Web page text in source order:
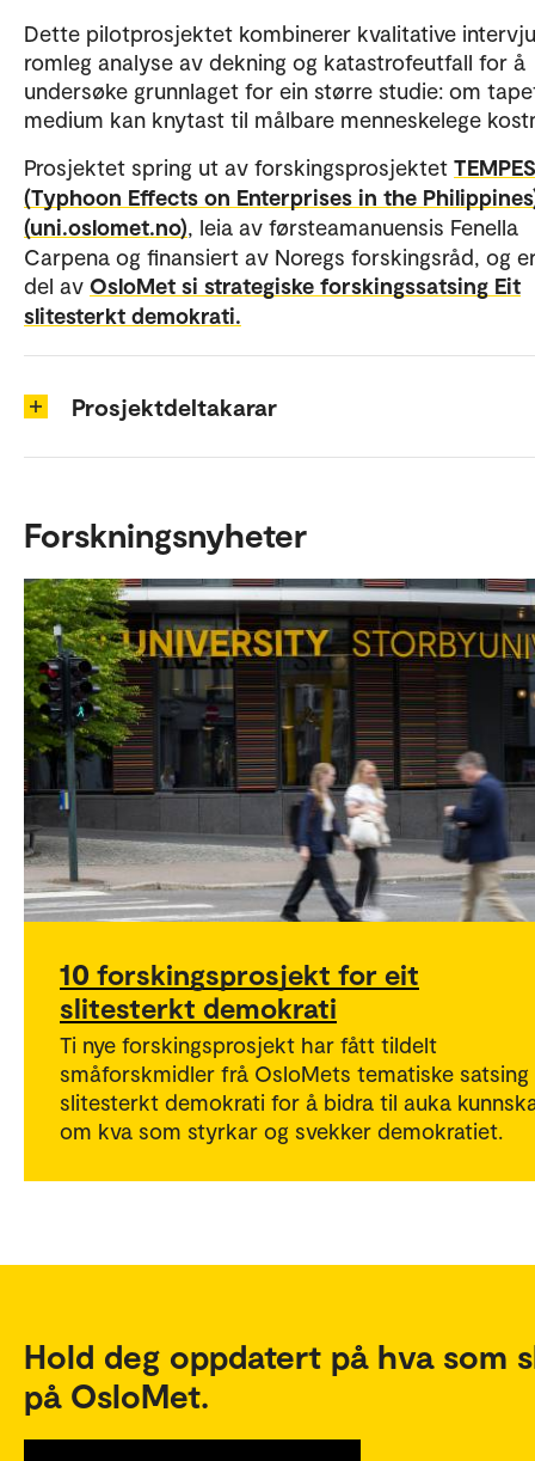
Dette pilotprosjektet kombinerer kvalitative
romleg analyse av dekning og katastrofeutfall for å
undersøke grunnlaget for ein større studie: om
medium kan knytast til målbare menneskelege
Prosjektet spring ut av forskingsprosjektet
(Typhoon Effects on Enterprises in the
(uni.oslomet.no) , leia av førsteamanuensis Fenella
Carpena og finansiert av Noregs forskingsråd, og
del av OsloMet si strategiske forskingssatsing Eit
slitesterkt demokrati.
Prosjektdeltakarar
Forskningsnyheter
10 forskingsprosjekt for eit
slitesterkt demokrati
Ti nye forskingsprosjekt har fått tildelt
småforskmidler frå OsloMets tematiske satsing
slitesterkt demokrati for å bidra til auka
om kva som styrkar og svekker demokratiet.
Hold deg oppdatert på hva som
på OsloMet.